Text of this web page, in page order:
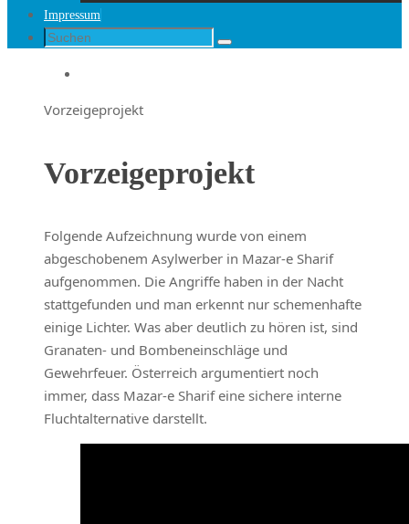
Impressum
Suche
Suchen
Startseite
Vorzeigeprojekt
Vorzeigeprojekt
Folgende Aufzeichnung wurde von einem
abgeschobenem Asylwerber in Mazar-e Sharif
aufgenommen. Die Angriffe haben in der Nacht
stattgefunden und man erkennt nur schemenhafte
einige Lichter. Was aber deutlich zu hören ist, sind
Granaten- und Bombeneinschläge und
Gewehrfeuer. Österreich argumentiert noch
immer, dass Mazar-e Sharif eine sichere interne
Fluchtalternative darstellt.